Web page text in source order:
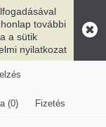
további
a sütik
nyilatkozat
(0) Fizetés